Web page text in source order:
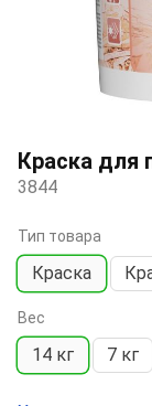
1
of
1
Краска для
3844
Тип товара
Краска
Вес
14 кг 7 кг